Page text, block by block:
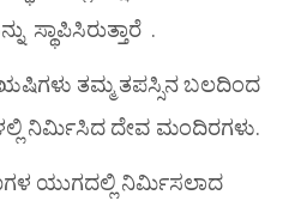
ಸ್ಥಾಪಿಸಿರುತ್ತಾರೆ .
ತಮ್ಮ ತಪಸ್ಸಿನ ಬಲದಿಂದ
ನಿರ್ಮಿಸಿದ ದೇವ ಮಂದಿರಗಳು.
ಯುಗದಲ್ಲಿ ನಿರ್ಮಿಸಲಾದ